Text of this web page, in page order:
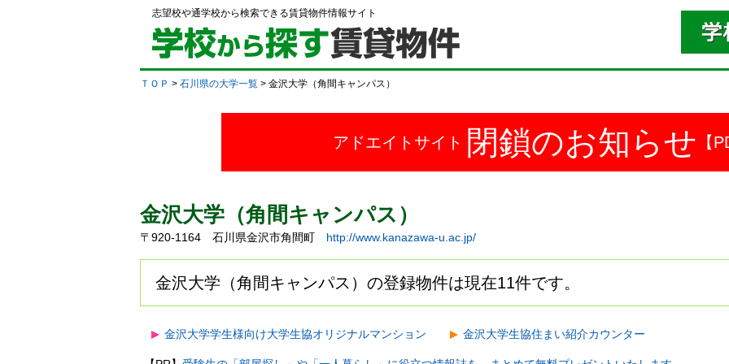
志望校や通学校から検索できる賃貸物件情報サイト
ＴＯＰ > 石川県の大学一覧 > 金沢大学（角間キャンパス）
アドエイトサイト 閉鎖のお知らせ 【
金沢大学（角間キャンパス）
〒920-1164 石川県金沢市角間町 http://www.kanazawa-u.ac.jp/
金沢大学（角間キャンパス）の登録物件は現在11件です。
金沢大学学生様向け大学生協オリジナルマンション 金沢大学生協住まい紹介カウンター